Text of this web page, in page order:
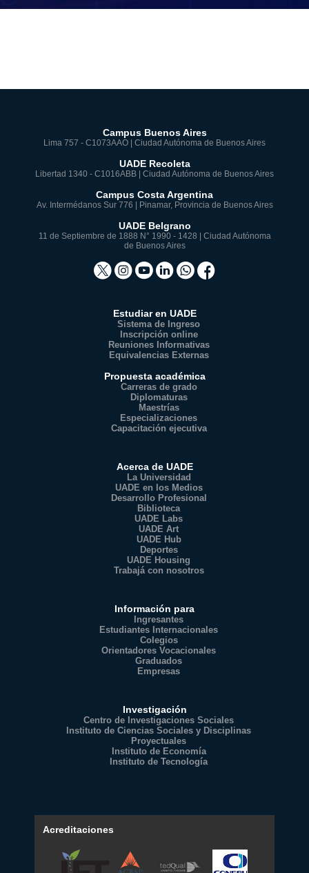
Campus Buenos Aires
Lima 757 - C1073AAO | Ciudad Autónoma de Buenos Aires
UADE Recoleta
Libertad 1340 - C1016ABB | Ciudad Autónoma de Buenos Aires
Campus Costa Argentina
Av. Intermédanos Sur 776 | Pinamar, Provincia de Buenos Aires
UADE Belgrano
11 de Septiembre de 1888 N° 1990 - 1428 | Ciudad Autónoma
de Buenos Aires
Estudiar en UADE
Sistema de Ingreso
Inscripción online
Reuniones Informativas
Equivalencias Externas
Propuesta académica
Carreras de grado
Diplomaturas
Maestrías
Especializaciones
Capacitación ejecutiva
Acerca de UADE
La Universidad
UADE en los Medios
Desarrollo Profesional
Biblioteca
UADE Labs
UADE Art
UADE Hub
Deportes
UADE Housing
Trabajá con nosotros
Información para
Ingresantes
Estudiantes Internacionales
Colegios
Orientadores Vocacionales
Graduados
Empresas
Investigación
Centro de Investigaciones Sociales
Instituto de Ciencias Sociales y Disciplinas
Proyectuales
Instituto de Economía
Instituto de Tecnología
Acreditaciones